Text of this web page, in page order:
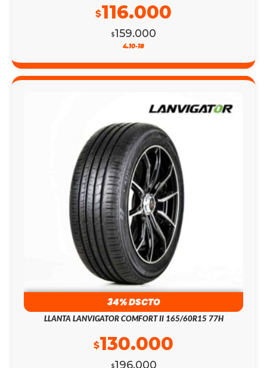
$159.000
$116.000
4.10-18
34% DSCTO
LLANTA LANVIGATOR COMFORT II 165/60R15 77H
$196.000
$130.000